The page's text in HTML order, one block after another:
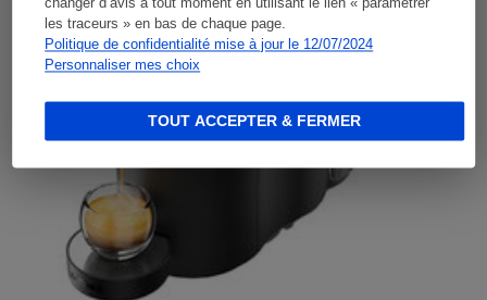
changer d’avis à tout moment en utilisant le lien « paramétrer
les traceurs » en bas de chaque page.
Politique de confidentialité mise à jour le 12/07/2024
Personnaliser mes choix
TOUT ACCEPTER & FERMER